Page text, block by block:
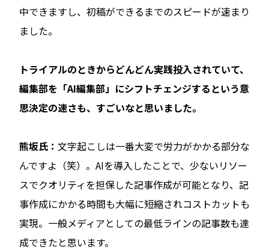
中できますし、初稿ができるまでのスピードが速まり
ました。
――トライアルのときからどんどん実践投入されていて、
編集部を「AI編集部」にシフトチェンジするという意
思決定の速さも、すごいなと思いました。
熊坂氏： 文字起こしは一番大変で労力がかかる部分な
んですよ（笑）。AIを導入したことで、少ないリソー
スでクオリティを担保した記事作成が可能となり、記
事作成にかかる時間も大幅に短縮されコストカットも
実現。一般メディアとしての最低ラインの記事数も達
成できたと思います。